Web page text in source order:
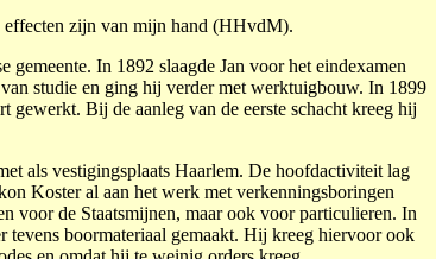
zijn van mijn hand (HHvdM).
In 1892 slaagde Jan voor het eindexamen
studie en ging hij ver­der met werktuigbouw. In 1899
Bij de aanleg van de eerste schacht kreeg hij
als vestigingsplaats Haar­lem. De hoofdactiviteit lag
Koster al aan het werk met verkenningsboringen
voor de Staats­mijnen, maar ook voor particulieren. In
tevens boormateriaal gemaakt. Hij kreeg hiervoor ook